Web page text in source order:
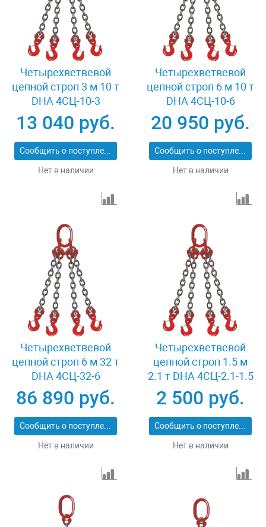
Четырехветвевой
цепной строп 3 м 10 т
DHA 4СЦ-10-3
13 040 руб.
Сообщить о поступлении
Нет в наличии
Четырехветвевой
цепной строп 6 м 10 т
DHA 4СЦ-10-6
20 950 руб.
Сообщить о поступлении
Нет в наличии
Четырехветвевой
цепной строп 6 м 32 т
DHA 4СЦ-32-6
86 890 руб.
Сообщить о поступлении
Нет в наличии
Четырехветвевой
цепной строп 1.5 м
2.1 т DHA 4СЦ-2.1-1.5
2 500 руб.
Сообщить о поступлении
Нет в наличии